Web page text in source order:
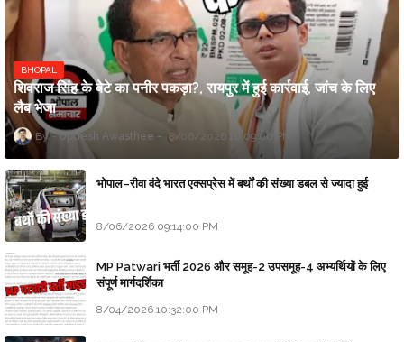
BHOPAL
शिवराज सिंह के बेटे का पनीर पकड़ा?, रायपुर में हुई कार्रवाई, जांच के लिए
लैब भेजा
Updesh Awasthee 8/06/2026 10:09:00 PM
भोपाल–रीवा वंदे भारत एक्सप्रेस में बर्थों की संख्या डबल से ज्यादा हुई
8/06/2026 09:14:00 PM
MP Patwari भर्ती 2026 और समूह-2 उपसमूह-4 अभ्यर्थियों के लिए
संपूर्ण मार्गदर्शिका
8/04/2026 10:32:00 PM